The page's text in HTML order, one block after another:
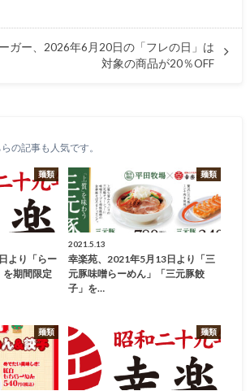
ガー、2026年6月20日の「フレの日」は
対象の商品が20％OFF
の記事も人気です。
麺類
より「らー
を期間限定
麺類
2021.5.13
幸楽苑、2021年5月13日より「三
元豚味噌らーめん」「三元豚餃
子」を…
麺類 麺類